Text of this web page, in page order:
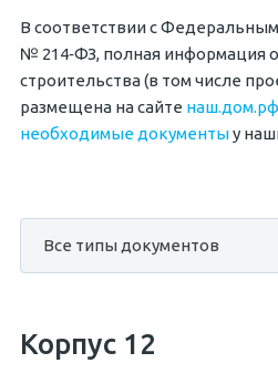
В соответствии с Федеральным
№ 214‐ФЗ, полная информация
строительства (в том числе
размещена на сайте наш.дом.рф
необходимые документыу
Корпус 12